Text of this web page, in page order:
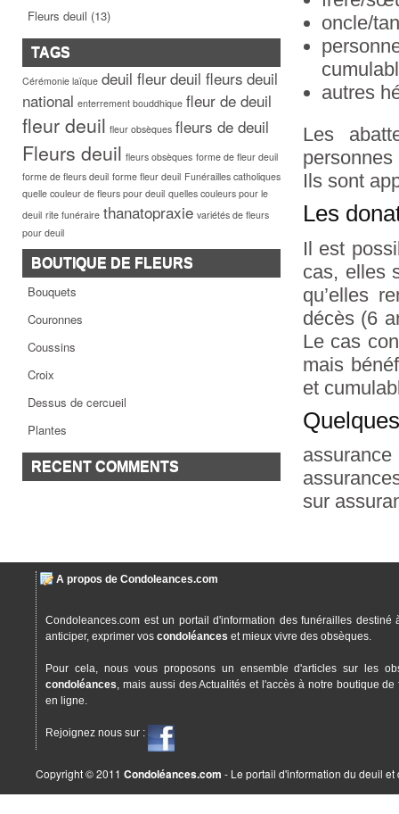
Fleurs deuil (13)
TAGS
Cérémonie laïque deuil fleurdeuil fleurs deuil
national enterrement bouddhique fleur de deuil
fleur deuil fleur obsèques fleurs de deuil
Fleurs deuil fleurs obsèques forme de fleur deuil
forme de fleurs deuil forme fleur deuil Funérailles catholiques
quelle couleur de fleurs pour deuil quelles couleurs pour le
deuil rite funéraire thanatopraxie variétés de fleurs
pour deuil
BOUTIQUE DE FLEURS
Bouquets
Couronnes
Coussins
Croix
Dessus de cercueil
Plantes
RECENT COMMENTS
oncle/
autres
Les
Ils sont
Les
Il est
cas, elles
qu’elles
décès (6
Le cas
mais
et
sur
A propos de Condoleances.com
Condoleances.com est un portail d'information des funérailles destiné
anticiper, exprimer vos condoléances et mieux vivre des obsèques.
Pour cela, nous vous proposons un ensemble d'articles sur les
condoléances, mais aussi des Actualités et l'accès à notre boutique
en ligne.
Rejoignez nous sur :
Copyright © 2011 Condoléances.com - Le portail d'information du deuil et